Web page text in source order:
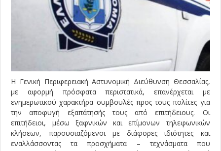
Η Γενική Περιφερειακή Αστυνομική Διεύθυνση Θεσσαλίας,
με αφορμή πρόσφατα περιστατικά, επανέρχεται με
ενημερωτικού χαρακτήρα συμβουλές προς τους πολίτες για
την αποφυγή εξαπάτησής τους από επιτήδειους. Οι
επιτήδειοι, μέσω ξαφνικών και επίμονων τηλεφωνικών
κλήσεων, παρουσιαζόμενοι με διάφορες ιδιότητες και
εναλλάσσοντας τα προσχήματα – τεχνάσματα που